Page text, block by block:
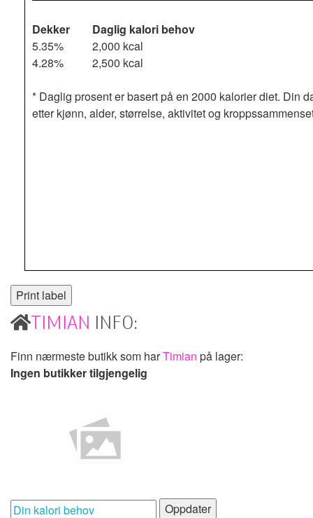
Dekker
Daglig kalori behov
5.35%
2,000 kcal
4.28%
2,500 kcal
* Daglig prosent er basert på en 2000 kalorier diet. Din
etter kjønn, alder, størrelse, aktivitet og
TIMIAN INFO:
Finn nærmeste butikk som harTimian på lager:
Ingen butikker tilgjengelig
Oppdater